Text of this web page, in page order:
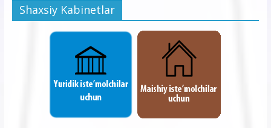
Shaxsiy Kabinetlar